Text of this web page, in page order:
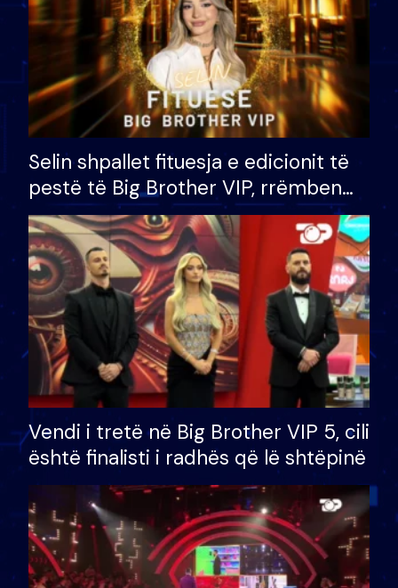
Selin shpallet fituesja e edicionit të
pestë të Big Brother VIP, rrëmben
çmimin e madh prej 100 mijë eurosh
Vendi i tretë në Big Brother VIP 5, cili
është finalisti i radhës që lë shtëpinë